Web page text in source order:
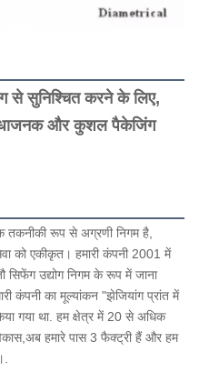
से सुनिश्चित करने के लिए,
और कुशल पैकेजिंग
रूप से अग्रणी निगम है,
को एकीकृत। हमारी कंपनी 2001 में
सिफेंग उद्योग निगम के रूप में जाना
कंपनी का मूल्यांकन "झेजियांग प्रांत में
गया था. हम क्षेत्र में 20 से अधिक
हमारे पास 3 फैक्ट्री हैं और हम